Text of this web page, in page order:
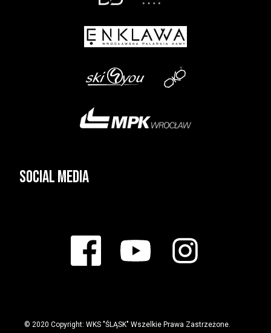
Social media
© 2020 Copyright: WKS "ŚLĄSK" Wszelkie Prawa Zastrzeżone.